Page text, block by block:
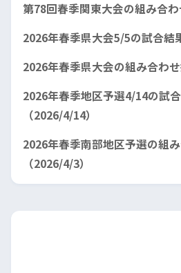
第78回春季関東大会の組み合わ
2026年春季県大会5/5の試合結
2026年春季県大会の組み合わ
2026年春季地区予選4/14の試
（2026/4/14）
2026年春季南部地区予選の組
（2026/4/3）